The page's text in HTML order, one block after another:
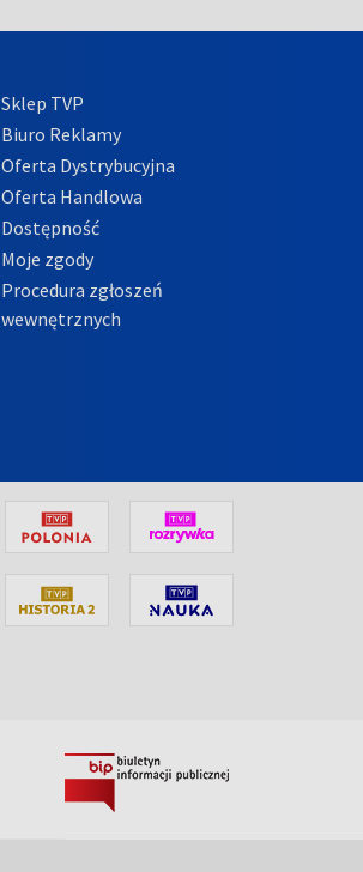
Sklep TVP
Biuro Reklamy
Oferta Dystrybucyjna
Oferta Handlowa
Dostępność
Moje zgody
Procedura zgłoszeń
wewnętrznych